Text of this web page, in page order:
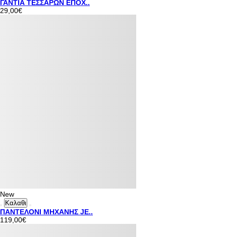
ΓΑΝΤΙΑ ΤΕΣΣΑΡΩΝ ΕΠΟΧ..
29,00€
New
Καλαθι
ΠΑΝΤΕΛΟΝΙ ΜΗΧΑΝΗΣ JE..
119,00€